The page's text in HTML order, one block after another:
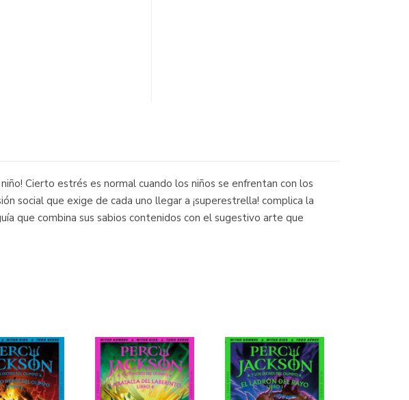
Cierto estrés es normal cuando los niños se enfrentan con los
social que exige de cada uno llegar a ¡superestrella! complica la
que combina sus sabios contenidos con el sugestivo arte que